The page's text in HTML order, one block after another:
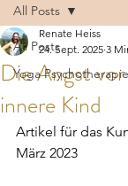
All Posts
Yoga
All Posts
Die Angst
innere Kind
Renate Heiss
24. Sept. 2025 3
Artikel für das
März 2023